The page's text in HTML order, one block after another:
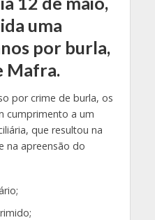
uma
por burla,
Mafra.
por crime de burla, os
cumprimento a um
que resultou na
na apreensão do